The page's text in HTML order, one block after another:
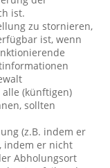
ist.
zu stornieren,
ist, wenn
(künftigen)
sollten
(z.B. indem er
indem er nicht
Abholungsort